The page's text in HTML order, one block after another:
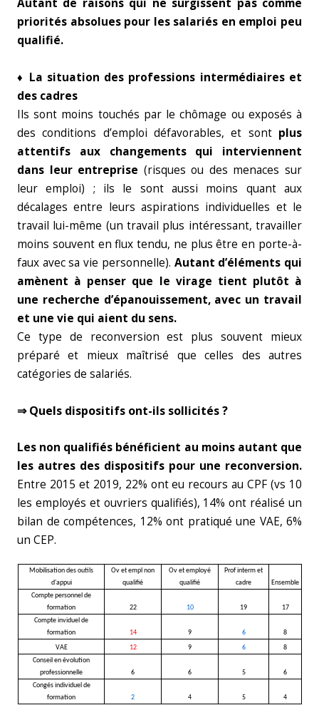
Autant de raisons qui ne surgissent pas comme
priorités absolues pour les salariés en emploi peu
qualifié.
♦ La situation des professions intermédiaires et
des cadres
Ils sont moins touchés par le chômage ou exposés à
des conditions d’emploi défavorables, et sont plus
attentifs aux changements qui interviennent
dans leur entreprise (risques ou des menaces sur
leur emploi) ; ils le sont aussi moins quant aux
décalages entre leurs aspirations individuelles et le
travail lui-même (un travail plus intéressant, travailler
moins souvent en flux tendu, ne plus être en porte-à-
faux avec sa vie personnelle). Autant d’éléments qui
amènent à penser que le virage tient plutôt à
une recherche d’épanouissement, avec un travail
et une vie qui aient du sens.
Ce type de reconversion est plus souvent mieux
préparé et mieux maîtrisé que celles des autres
catégories de salariés.
⇒ Quels dispositifs ont-ils sollicités ?
Les non qualifiés bénéficient au moins autant que
les autres des dispositifs pour une reconversion.
Entre 2015 et 2019, 22% ont eu recours au CPF (vs 10
les employés et ouvriers qualifiés), 14% ont réalisé un
bilan de compétences, 12% ont pratiqué une VAE, 6%
un CEP.
Mobilisation des outils
d'appui
Ov et empl non
qualifié
Ov et employé
qualifié
Prof interm et
cadre
Ensemble
Compte personnel de
formation
22 10 19
17
Compte inviduel de
formation
14 9 6
8
VAE
12 9 6
8
Conseil en évolution
professionnelle
6 6 5
6
Congés individuel de
formation
2 4 5 4